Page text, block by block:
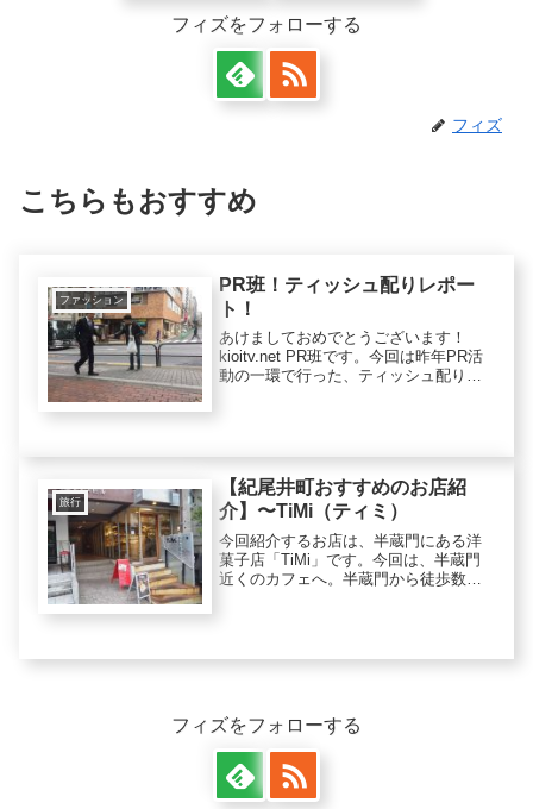
フィズをフォローする
フィズ
こちらもおすすめ
ファッション
PR班！ティッシュ配りレポー
ト！
あけましておめでとうございます！
kioitv.net PR班です。今回は昨年PR活
動の一環で行った、ティッシュ配りに
旅行
【紀尾井町おすすめのお店紹
介】〜TiMi（ティミ）
今回紹介するお店は、半蔵門にある洋
菓子店「TiMi」です。今回は、半蔵門
近くのカフェへ。半蔵門から徒歩数
フィズをフォローする